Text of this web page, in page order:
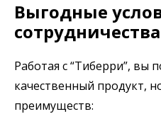
Выгодные
сотрудничества
Работая с “Тиберри”, вы
качественный продукт,
преимуществ: